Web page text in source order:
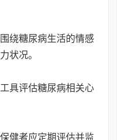
绕糖尿病生活的情感
状况。
具评估糖尿病相关心
健者应定期评估并监